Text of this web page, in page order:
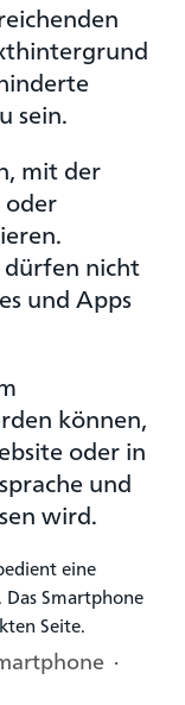
sein.
mit der
oder
dürfen nicht
und Apps
können,
oder in
und
wird.
·